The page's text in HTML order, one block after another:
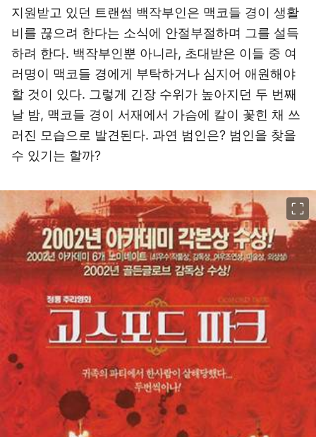
지원받고 있던 트랜썸 백작부인은 맥코들 경이 생활
비를 끊으려 한다는 소식에 안절부절하며 그를 설득
하려 한다. 백작부인뿐 아니라, 초대받은 이들 중 여
러명이 맥코들 경에게 부탁하거나 심지어 애원해야
할 것이 있다. 그렇게 긴장 수위가 높아지던 두 번째
날 밤, 맥코들 경이 서재에서 가슴에 칼이 꽃힌 채 쓰
러진 모습으로 발견된다. 과연 범인은? 범인을 찾을
수 있기는 할까?